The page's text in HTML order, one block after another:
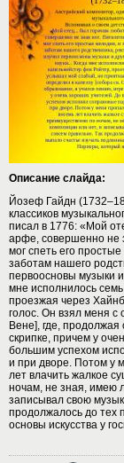
Описание слайда:
Йозеф Гайдн
классиков
писал в 1776: «Мой
арфе, совершенно не
мог спеть его
заботам нашего
первоосновы музыки
мне исполнилось
проезжая через
голос. Он взял меня с
Вене], где, продолжая
скрипке, причем у
большим успехом
и при дворе. Потом у
лет влачить жалкое
ночам, не зная, имею
записывал свою
продолжалось до тех
основы искусства у